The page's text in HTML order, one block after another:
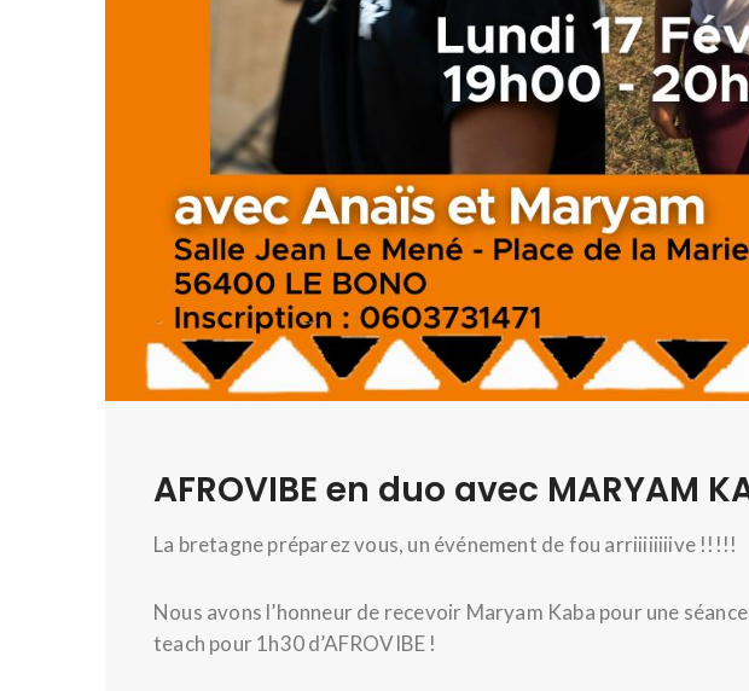
AFROVIBE en duo avec MARYAM
La bretagne préparez vous, un événement de fou arriiiiiiiive !!!!!
Nous avons l’honneur de recevoir Maryam Kaba pour une
teach pour 1h30 d’AFROVIBE !